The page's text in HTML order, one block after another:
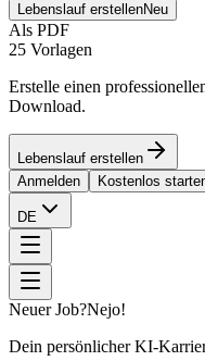
Lebenslauf erstellenNeu
Als PDF
25 Vorlagen
Erstelle einen
Download.
Lebenslauf erstellen
Anmelden
Kostenlos
DE
Neuer Job?Nejo!
Dein persönlicher KI-